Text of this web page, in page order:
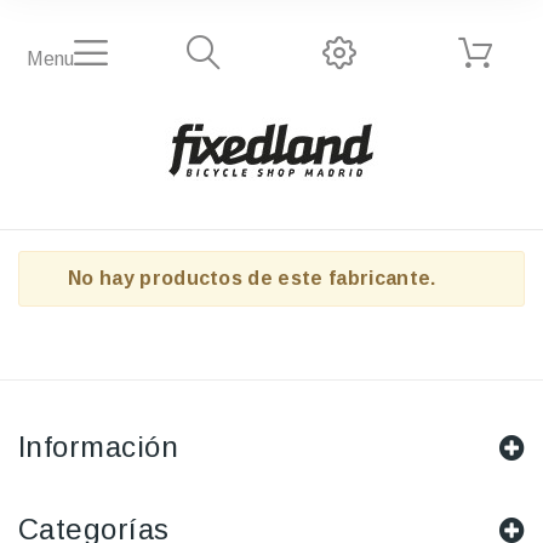
Menu
No hay productos de este fabricante.
Información
Categorías